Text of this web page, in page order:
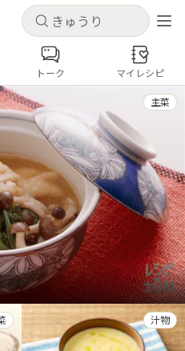
キャンセル
ピを保存できます
新規登録
キャンセル
コンテンツ
マト
とうもろこし
ゴーヤ
トーク マイレシピ
主菜
汁物